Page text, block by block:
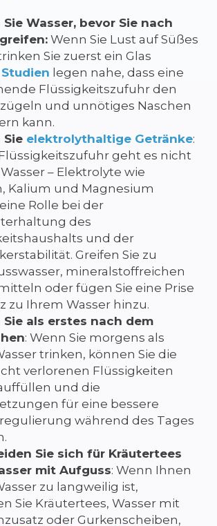
Wasser, bevor Sie nach
Wenn Sie Lust auf Süßes
Sie zuerst ein Glas
Studien legen nahe, dass eine
Flüssigkeitszufuhr den
und unnötiges Naschen
kann.
Sie elektrolythaltige Getränke:
geht es nicht
– Elektrolyte wie
Kalium und Magnesium
Rolle bei der
des
und der
Greifen Sie zu
mineralstoffreichen
oder fügen Sie eine Prise
zu Ihrem Wasser hinzu.
Sie als erstes nach dem
: Wenn Sie morgens als
trinken, können Sie die
verlorenen Flüssigkeiten
und die
für eine bessere
während des Tages
Sie sich für Kräutertees
mit Aufguss: Wenn Ihnen
zu langweilig ist,
Sie Kräutertees, Wasser mit
oder Gurkenscheiben,